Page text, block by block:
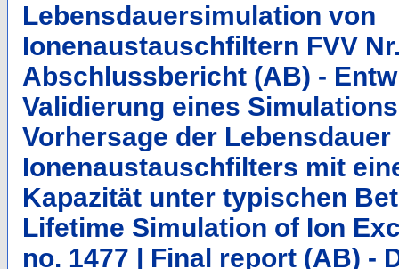
Lebensdauersimulation von
Ionenaustauschfiltern FVV
Abschlussbericht (AB) -
Validierung eines
Vorhersage der Lebensdauer
Ionenaustauschfilters mit
Kapazität unter typischen
Lifetime Simulation of Ion
no. 1477 | Final report (AB) -